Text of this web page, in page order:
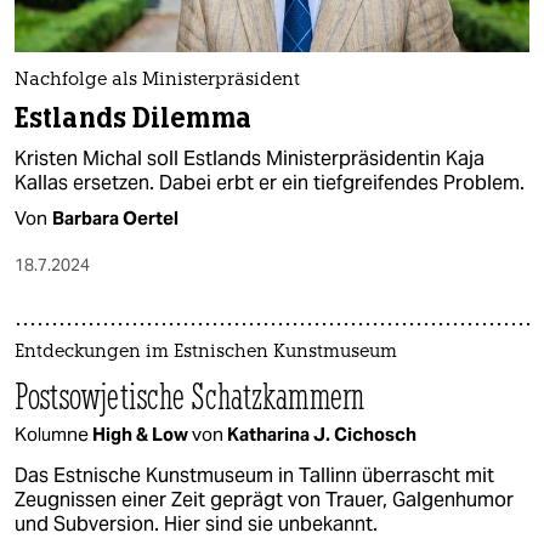
Nachfolge als Ministerpräsident
Estlands Dilemma
Kristen Michal soll Estlands Ministerpräsidentin Kaja
Kallas ersetzen. Dabei erbt er ein tiefgreifendes Problem.
Von Barbara Oertel
18.7.2024
Entdeckungen im Estnischen Kunstmuseum
Postsowjetische Schatzkammern
Kolumne High & Lowvon Katharina J. Cichosch
Das Estnische Kunstmuseum in Tallinn überrascht mit
Zeugnissen einer Zeit geprägt von Trauer, Galgenhumor
und Subversion. Hier sind sie unbekannt.